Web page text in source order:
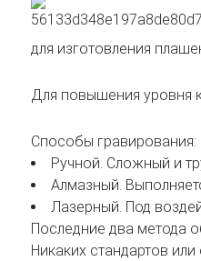
для изготовления
Для повышения уровня
Способы гравирования:
Ручной. Сложный и
Алмазный.
Лазерный. Под
Последние два метода
Никаких стандартов